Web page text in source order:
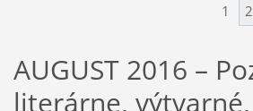
1 2
AUGUST 2016 –
literárne,